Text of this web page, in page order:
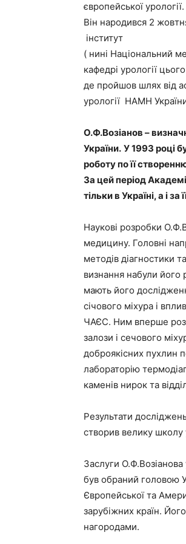
європейської урології.
Він народився 2
інститут
( нині Національний
кафедрі урології
де пройшов шлях від
урології НАМН
О.Ф.Возіанов –
України. У 1993 році
роботу по її
За цей період
тільки в Україні, а і
Наукові розробки
медицину. Головні
методів діагностики
визнання набули його
мають його
січового міхура і
ЧАЄС. Ним вперше
залози і сечового
доброякісних пухлин
лабораторію
каменів нирок та
Результати
створив велику школу
Заслуги О.Ф.Возіанова
був обраний головою
Європейської та
зарубіжних країн.
нагородами.